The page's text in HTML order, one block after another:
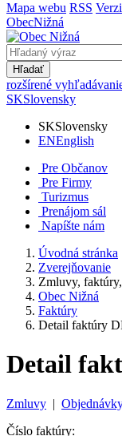
Mapa webu RSS
ObecNižná
Hľadať
rozšírené
SKSlovensky
SKSlovensky
ENEnglish
Pre Občanov
Pre Firmy
Turizmus
Prenájom sál
Napíšte nám
Úvodná stránka
Zverejňovanie
Zmluvy,
Obec Nižná
Faktúry
Detail faktúry
Detail
Zmluvy |
Číslo faktúry: